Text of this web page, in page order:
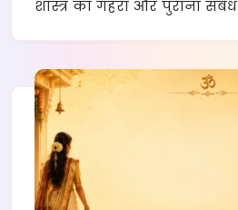
शास्त्र का गहरा और पुराना संबंध